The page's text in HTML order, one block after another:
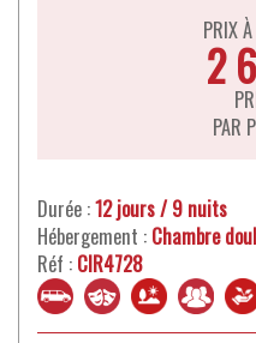
PRIX
2
PAR
Durée :12 jours / 9 nuits
Hébergement : Chambre
Réf : CIR4728